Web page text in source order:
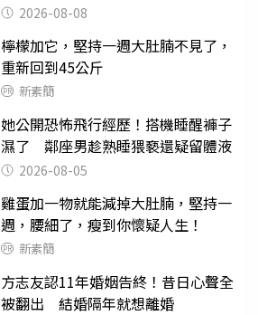
2026-08-08
檸檬加它，堅持一週大肚腩不見了，
重新回到45公斤
新素簡
她公開恐怖飛行經歷！搭機睡醒褲子
濕了 鄰座男趁熟睡猥褻還疑留體液
2026-08-05
雞蛋加一物就能減掉大肚腩，堅持一
週，腰細了，瘦到你懷疑人生！
新素簡
方志友認11年婚姻告終！昔日心聲全
被翻出 結婚隔年就想離婚